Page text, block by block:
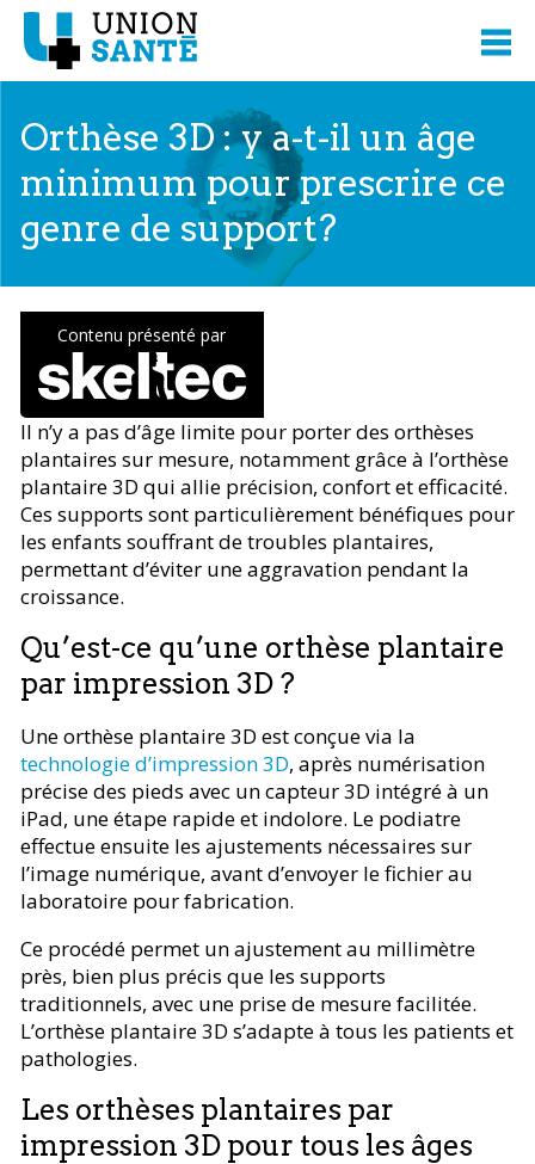
Orthèse 3D : y a-t-il un âge
minimum pour prescrire ce
genre de support?
Contenu présenté par
Il n’y a pas d’âge limite pour porter des orthèses
plantaires sur mesure, notamment grâce à l’orthèse
plantaire 3D qui allie précision, confort et efficacité.
Ces supports sont particulièrement bénéfiques pour
les enfants souffrant de troubles plantaires,
permettant d’éviter une aggravation pendant la
croissance.
Qu’est-ce qu’une orthèse plantaire
par impression 3D ?
Une orthèse plantaire 3D est conçue via la
technologie d’impression 3D, après numérisation
précise des pieds avec un capteur 3D intégré à un
iPad, une étape rapide et indolore. Le podiatre
effectue ensuite les ajustements nécessaires sur
l’image numérique, avant d’envoyer le fichier au
laboratoire pour fabrication.
Ce procédé permet un ajustement au millimètre
près, bien plus précis que les supports
traditionnels, avec une prise de mesure facilitée.
L’orthèse plantaire 3D s’adapte à tous les patients et
pathologies.
Les orthèses plantaires par
impression 3D pour tous les âges